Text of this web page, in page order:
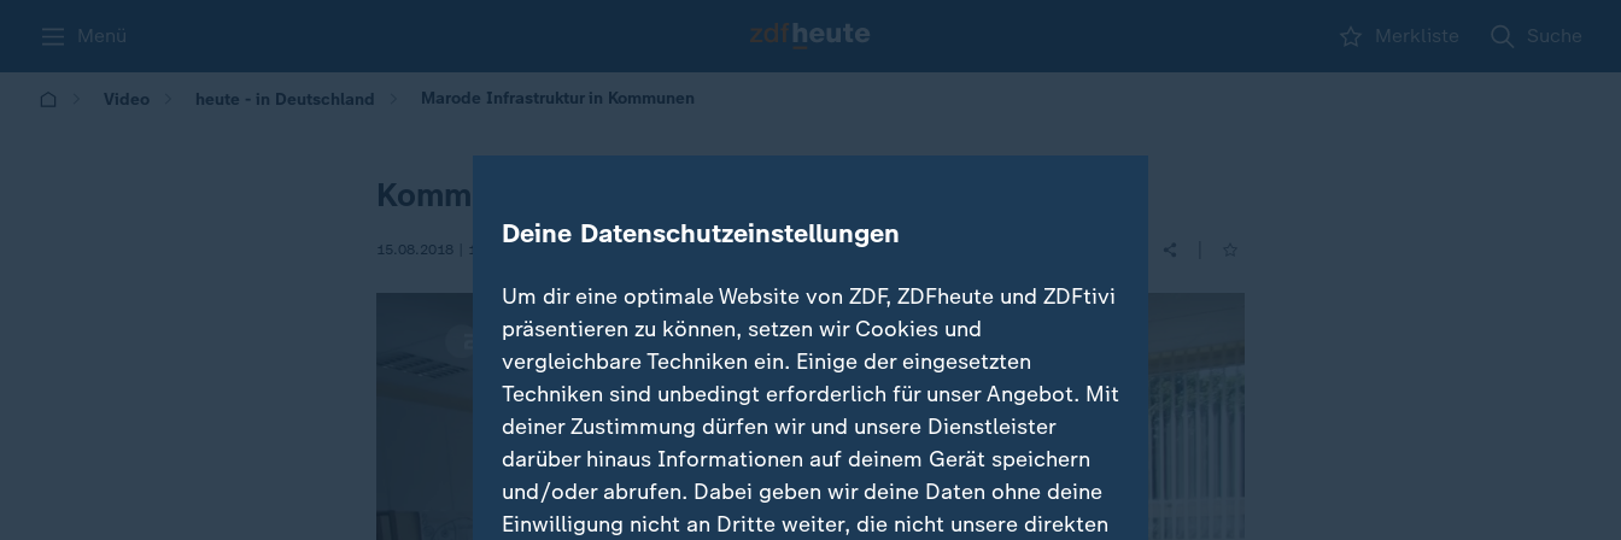
Menü Merkliste Suche
Video heute - in Deutschland Marode Infrastruktur in Kommunen
Kommunen fordern versprochene Milliarde
15.08.2018 | 14:00 Deine Datenschutzeinstellungen
Um dir eine optimale Website von ZDF, ZDFheute und ZDFtivi
präsentieren zu können, setzen wir Cookies und
vergleichbare Techniken ein. Einige der eingesetzten
Techniken sind unbedingt erforderlich für unser Angebot. Mit
deiner Zustimmung dürfen wir und unsere Dienstleister
darüber hinaus Informationen auf deinem Gerät speichern
und/oder abrufen. Dabei geben wir deine Daten ohne deine
Einwilligung nicht an Dritte weiter, die nicht unsere direkten